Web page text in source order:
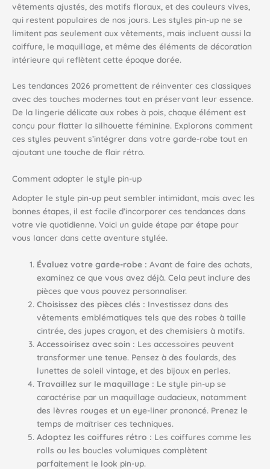
vêtements ajustés, des motifs floraux, et des couleurs vives,
qui restent populaires de nos jours. Les styles pin-up ne se
limitent pas seulement aux vêtements, mais incluent aussi la
coiffure, le maquillage, et même des éléments de décoration
intérieure qui reflètent cette époque dorée.
Les tendances 2026 promettent de réinventer ces classiques
avec des touches modernes tout en préservant leur essence.
De la lingerie délicate aux robes à pois, chaque élément est
conçu pour flatter la silhouette féminine. Explorons comment
ces styles peuvent s’intégrer dans votre garde-robe tout en
ajoutant une touche de flair rétro.
Comment adopter le style pin-up
Adopter le style pin-up peut sembler intimidant, mais avec les
bonnes étapes, il est facile d’incorporer ces tendances dans
votre vie quotidienne. Voici un guide étape par étape pour
vous lancer dans cette aventure stylée.
Évaluez votre garde-robe : Avant de faire des achats,
examinez ce que vous avez déjà. Cela peut inclure des
pièces que vous pouvez personnaliser.
Choisissez des pièces clés : Investissez dans des
vêtements emblématiques tels que des robes à taille
cintrée, des jupes crayon, et des chemisiers à motifs.
Accessoirisez avec soin : Les accessoires peuvent
transformer une tenue. Pensez à des foulards, des
lunettes de soleil vintage, et des bijoux en perles.
Travaillez sur le maquillage : Le style pin-up se
caractérise par un maquillage audacieux, notamment
des lèvres rouges et un eye-liner prononcé. Prenez le
temps de maîtriser ces techniques.
Adoptez les coiffures rétro : Les coiffures comme les
rolls ou les boucles volumiques complètent
parfaitement le look pin-up.